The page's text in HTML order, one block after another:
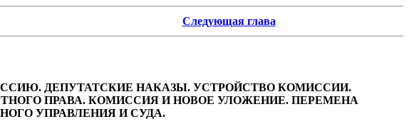
Следующая глава
ДЕПУТАТСКИЕ НАКАЗЫ. УСТРОЙСТВО КОМИССИИ.
ПРАВА. КОМИССИЯ И НОВОЕ УЛОЖЕНИЕ. ПЕРЕМЕНА
УПРАВЛЕНИЯ И СУДА.